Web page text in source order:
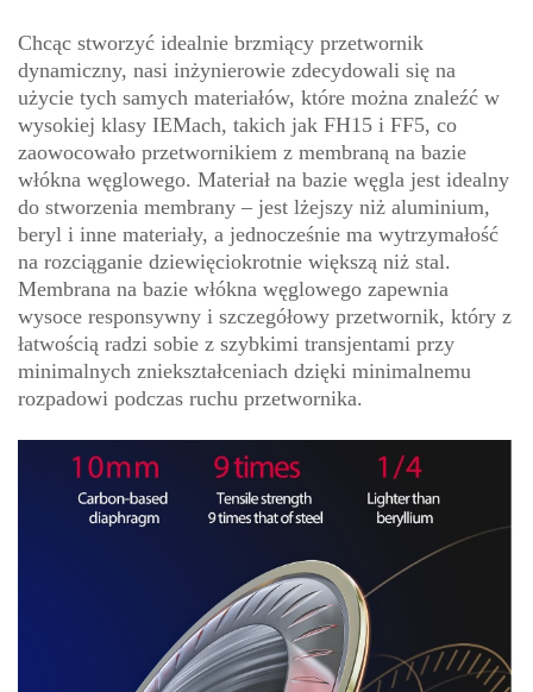
Chcąc stworzyć idealnie brzmiący przetwornik
dynamiczny, nasi inżynierowie zdecydowali się na
użycie tych samych materiałów, które można znaleźć w
wysokiej klasy IEMach, takich jak FH15 i FF5, co
zaowocowało przetwornikiem z membraną na bazie
włókna węglowego. Materiał na bazie węgla jest idealny
do stworzenia membrany – jest lżejszy niż aluminium,
beryl i inne materiały, a jednocześnie ma wytrzymałość
na rozciąganie dziewięciokrotnie większą niż stal.
Membrana na bazie włókna węglowego zapewnia
wysoce responsywny i szczegółowy przetwornik, który z
łatwością radzi sobie z szybkimi transjentami przy
minimalnych zniekształceniach dzięki minimalnemu
rozpadowi podczas ruchu przetwornika.